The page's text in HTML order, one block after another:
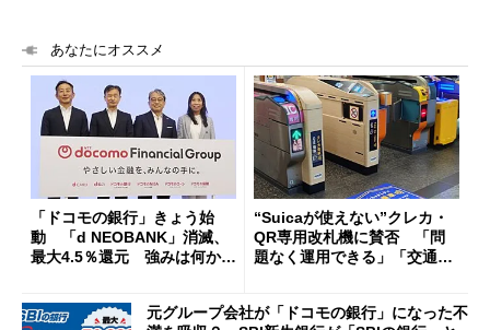
あなたにオススメ
「ドコモの銀行」きょう始
動 「d NEOBANK」消滅、
最大4.5％還元 強みは何か解
“Suicaが使えない”クレカ・
QR専用改札機に賛否 「問
題なく運用できる」「交通系I
元グループ会社が「ドコモの銀行」になった不